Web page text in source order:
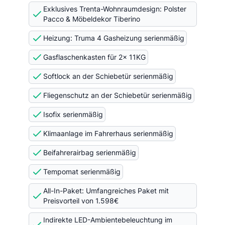
Exklusives Trenta-Wohnraumdesign: Polster
Pacco & Möbeldekor Tiberino
Heizung: Truma 4 Gasheizung serienmäßig
Gasflaschenkasten für 2x 11KG
Softlock an der Schiebetür serienmäßig
Fliegenschutz an der Schiebetür serienmäßig
Isofix serienmäßig
Klimaanlage im Fahrerhaus serienmäßig
Beifahrerairbag serienmäßig
Tempomat serienmäßig
All-In-Paket: Umfangreiches Paket mit
Preisvorteil von 1.598€
Indirekte LED-Ambientebeleuchtung im